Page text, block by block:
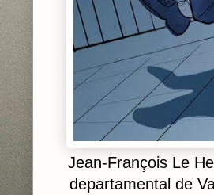
Jean-François Le
departamental de